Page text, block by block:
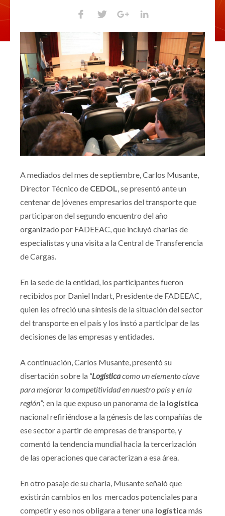
A mediados del mes de septiembre, Carlos Musante,
Director Técnico de CEDOL, se presentó ante un
centenar de jóvenes empresarios del transporte que
participaron del segundo encuentro del año
organizado por FADEEAC, que incluyó charlas de
especialistas y una visita a la Central de Transferencia
de Cargas.
En la sede de la entidad, los participantes fueron
recibidos por Daniel Indart, Presidente de FADEEAC,
quien les ofreció una síntesis de la situación del sector
del transporte en el país y los instó a participar de las
decisiones de las empresas y entidades.
A continuación, Carlos Musante, presentó su
disertación sobre la “Logísticacomo un elemento clave
para mejorar la competitividad en nuestro país y en la
región”; en la que expuso unpanorama de la logística
nacional refiriéndose a la génesis de las compañías de
ese sector a partir de empresas de transporte, y
comentó la tendencia mundial hacia la tercerización
de las operaciones que caracterizan a esa área.
En otro pasaje de su charla, Musante señaló que
existirán cambios en los mercados potenciales para
competir y eso nos obligara a tener una logística más